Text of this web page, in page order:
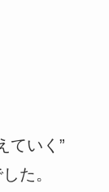
ていく”
た。